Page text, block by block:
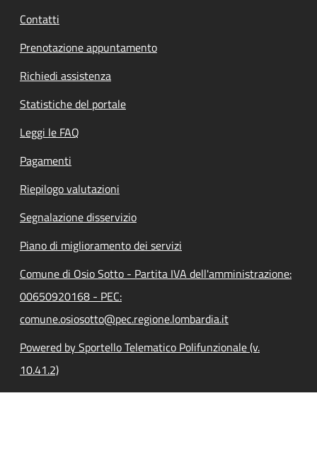
Contatti
Prenotazione appuntamento
Richiedi assistenza
Statistiche del portale
Leggi le FAQ
Pagamenti
Riepilogo valutazioni
Segnalazione disservizio
Piano di miglioramento dei servizi
Comune di Osio Sotto - Partita IVA dell'amministrazione:
00650920168 - PEC:
comune.osiosotto@pec.regione.lombardia.it
Powered by Sportello Telematico Polifunzionale (v.
10.41.2)